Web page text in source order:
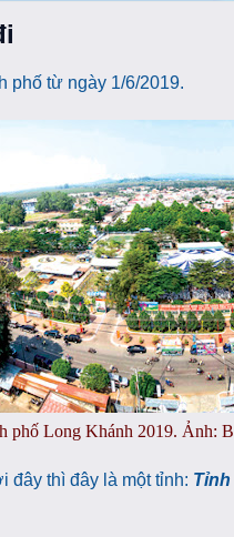
phố từ ngày 1/6/2019.
phố Long Khánh 2019. Ảnh:
đây thì đây là một tỉnh: